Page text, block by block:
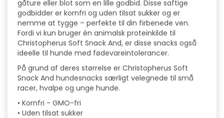
gåture eller blot som en lille godbid. Disse saftige
godbidder er kornfri og uden tilsat sukker og er
nemme at tygge – perfekte til din firbenede ven.
Fordi vi kun bruger én animalsk proteinkilde til
Christopherus Soft Snack And, er disse snacks også
ideelle til hunde med fødevareintolerancer.
På grund af deres størrelse er Christopherus Soft
Snack And hundesnacks særligt velegnede til små
racer, hvalpe og unge hunde.
• Kornfri - GMO-fri
• Uden tilsat sukker